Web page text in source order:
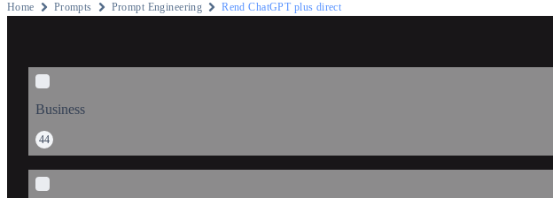
Home Prompts Prompt Engineering Rend ChatGPT plus direct
Business
44